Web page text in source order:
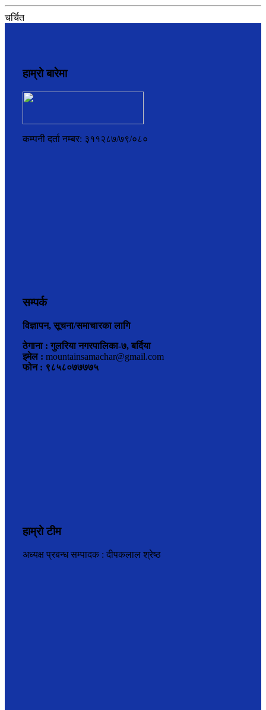
चर्चित
हाम्रो बारेमा
कम्पनी दर्ता नम्बर: ३११२८७/७९/०८०
सम्पर्क
विज्ञापन, सूचना/समाचारका लागि
ठेगाना : गुलरिया नगरपालिका-७, बर्दिया
इमेल : mountainsamachar@gmail.com
फोन : ९८५८०७७७७५
हाम्रो टीम
अध्यक्ष प्रबन्ध सम्पादक : दीपकलाल श्रेष्ठ